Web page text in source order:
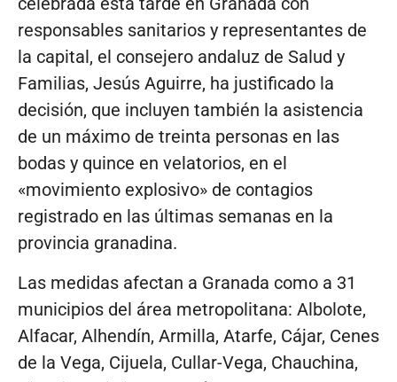
responsables sanitarios y representantes de
la capital, el consejero andaluz de Salud y
Familias, Jesús Aguirre, ha justificado la
decisión, que incluyen también la asistencia
de un máximo de treinta personas en las
bodas y quince en velatorios, en el
«movimiento explosivo» de contagios
registrado en las últimas semanas en la
provincia granadina.
Las medidas afectan a Granada como a 31
municipios del área metropolitana: Albolote,
Alfacar, Alhendín, Armilla, Atarfe, Cájar, Cenes
de la Vega, Cijuela, Cullar-Vega, Chauchina,